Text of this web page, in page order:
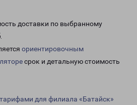
доставки по выбранному
.
ориентировочным
срок и детальную стоимость
для филиала «Батайск»